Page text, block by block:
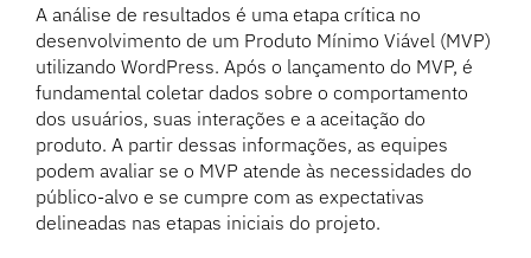
A análise de resultados é uma etapa crítica no
desenvolvimento de um Produto Mínimo Viável (MVP)
utilizando WordPress. Após o lançamento do MVP, é
fundamental coletar dados sobre o comportamento
dos usuários, suas interações e a aceitação do
produto. A partir dessas informações, as equipes
podem avaliar se o MVP atende às necessidades do
público-alvo e se cumpre com as expectativas
delineadas nas etapas iniciais do projeto.